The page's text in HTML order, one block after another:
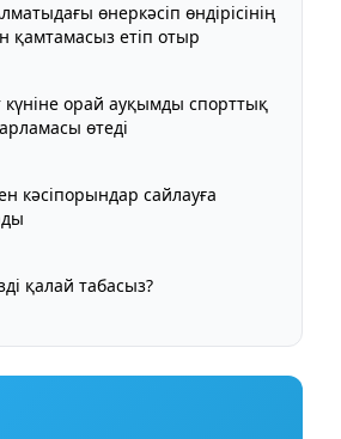
өнеркәсіп өндірісінің
қамтамасыз етіп отыр
орай ауқымды спорттық
өтеді
кәсіпорындар сайлауға
қалай табасыз?